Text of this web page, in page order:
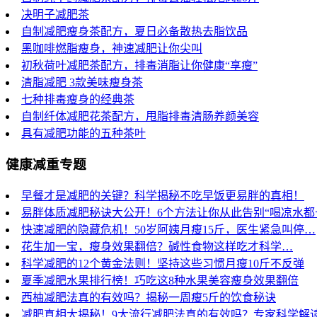
决明子减肥茶
自制减肥瘦身茶配方，夏日必备散热去脂饮品
黑咖啡燃脂瘦身，神速减肥让你尖叫
初秋荷叶减肥茶配方，排毒消脂让你健康“享瘦”
清脂减肥 3款美味瘦身茶
七种排毒瘦身的经典茶
自制纤体减肥花茶配方，甩脂排毒清肠养颜美容
具有减肥功能的五种茶叶
健康减重专题
早餐才是减肥的关键？科学揭秘不吃早饭更易胖的真相！
易胖体质减肥秘诀大公开！6个方法让你从此告别“喝凉水
快速减肥的隐藏危机！50岁阿姨月瘦15斤，医生紧急叫停…
花生加一宝，瘦身效果翻倍？碱性食物这样吃才科学…
科学减肥的12个黄金法则！坚持这些习惯月瘦10斤不反弹
夏季减肥水果排行榜！巧吃这8种水果美容瘦身效果翻倍
西柚减肥法真的有效吗？揭秘一周瘦5斤的饮食秘诀
减肥真相大揭秘！9大流行减肥法真的有效吗？专家科学解